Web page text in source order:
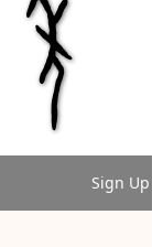
Sign Up